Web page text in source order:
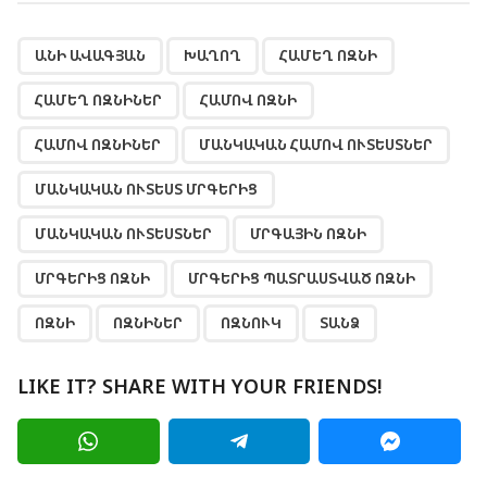
ԱՆԻ ԱՎԱԳՅԱՆ ԽԱՂՈՂ ՀԱՄԵՂ ՈԶՆԻ
ՀԱՄԵՂ ՈԶՆԻՆԵՐ ՀԱՄՈՎ ՈԶՆԻ
ՀԱՄՈՎ ՈԶՆԻՆԵՐ ՄԱՆԿԱԿԱՆ ՀԱՄՈՎ ՈՒՏԵՍՏՆԵՐ
ՄԱՆԿԱԿԱՆ ՈՒՏԵՍՏ ՄՐԳԵՐԻՑ
ՄԱՆԿԱԿԱՆ ՈՒՏԵՍՏՆԵՐ ՄՐԳԱՅԻՆ ՈԶՆԻ
ՄՐԳԵՐԻՑ ՈԶՆԻ ՄՐԳԵՐԻՑ ՊԱՏՐԱՍՏՎԱԾ ՈԶՆԻ
ՈԶՆԻ ՈԶՆԻՆԵՐ ՈԶՆՈՒԿ ՏԱՆՁ
LIKE IT? SHARE WITH YOUR FRIENDS!